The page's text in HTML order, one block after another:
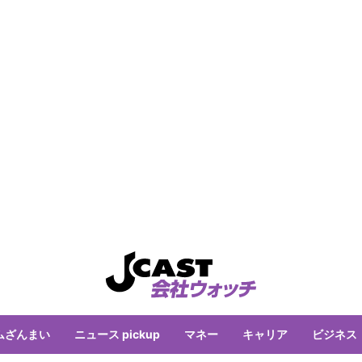
ざんまい ニュース pickup マネー キャリア ビジネス